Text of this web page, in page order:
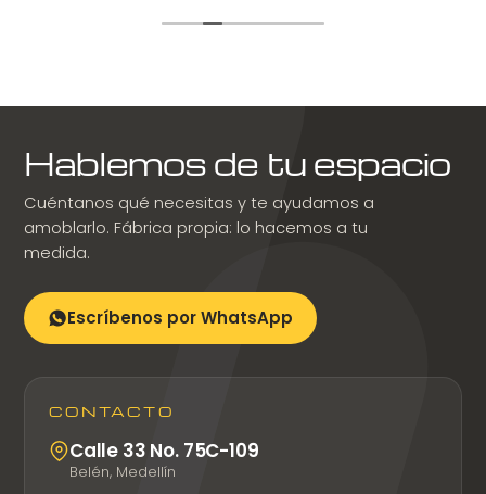
Hablemos de tu espacio
Cuéntanos qué necesitas y te ayudamos a
amoblarlo. Fábrica propia: lo hacemos a tu
medida.
Escríbenos por WhatsApp
CONTACTO
Calle 33 No. 75C-109
Belén, Medellín